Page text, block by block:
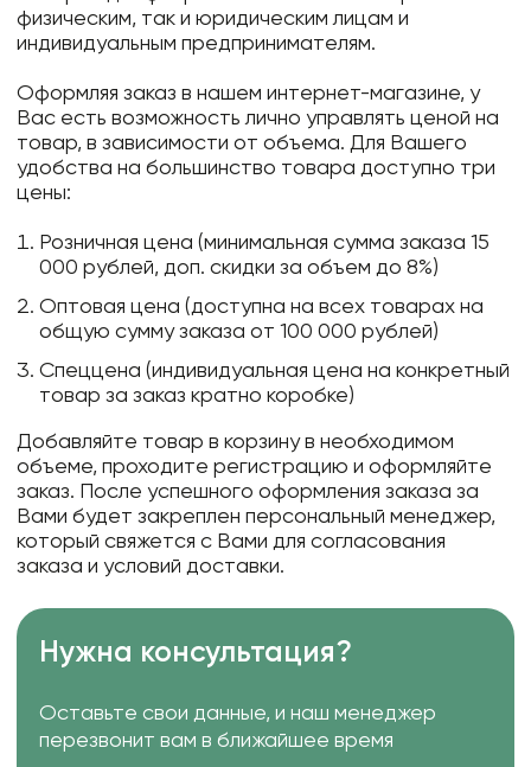
физическим, так и юридическим лицам и
индивидуальным предпринимателям.
Оформляя заказ в нашем интернет-магазине, у
Вас есть возможность лично управлять ценой на
товар, в зависимости от объема. Для Вашего
удобства на большинство товара доступно три
цены:
Розничная цена (минимальная сумма заказа 15
000 рублей, доп. скидки за объем до 8%)
Оптовая цена (доступна на всех товарах на
общую сумму заказа от 100 000 рублей)
Спеццена (индивидуальная цена на конкретный
товар за заказ кратно коробке)
Добавляйте товар в корзину в необходимом
объеме, проходите регистрацию и оформляйте
заказ. После успешного оформления заказа за
Вами будет закреплен персональный менеджер,
который свяжется с Вами для согласования
заказа и условий доставки.
Нужна консультация?
Оставьте свои данные, и наш менеджер
перезвонит вам в ближайшее время